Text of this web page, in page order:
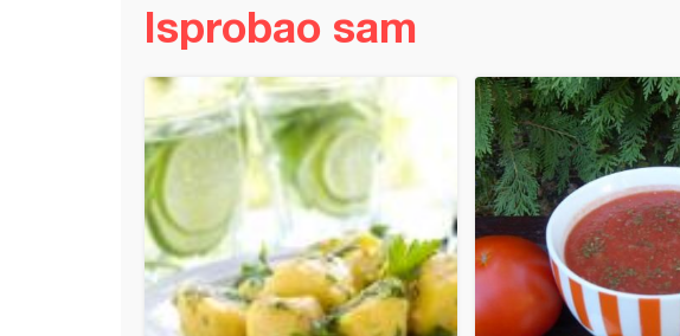
Isprobao sam
džigerica u saftu